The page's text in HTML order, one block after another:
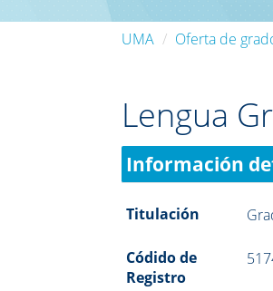
UMA Oferta de
Lengua
Información
Titulación
Códido de
Registro